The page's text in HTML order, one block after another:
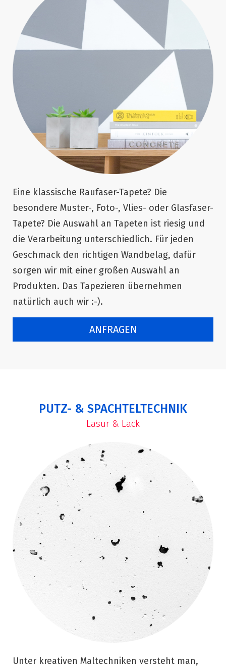
Eine klassische Raufaser-Tapete? Die
besondere Muster-, Foto-, Vlies- oder Glasfaser-
Tapete? Die Auswahl an Tapeten ist riesig und
die Verarbeitung unterschiedlich. Für jeden
Geschmack den richtigen Wandbelag, dafür
sorgen wir mit einer großen Auswahl an
Produkten. Das Tapezieren übernehmen
natürlich auch wir :-).
ANFRAGEN
PUTZ- & SPACHTELTECHNIK
Lasur & Lack
Unter kreativen Maltechniken versteht man,